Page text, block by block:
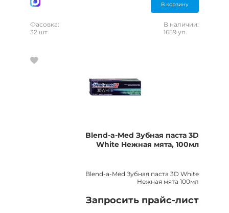
В корзину
Фасовка:
32 шт
В наличии:
1659 уп.
Blend-a-Med Зубная паста 3D
White Нежная мята, 100мл
Blend-a-Med Зубная паста 3D White
Нежная мята 100мл
Запросить прайс-лист